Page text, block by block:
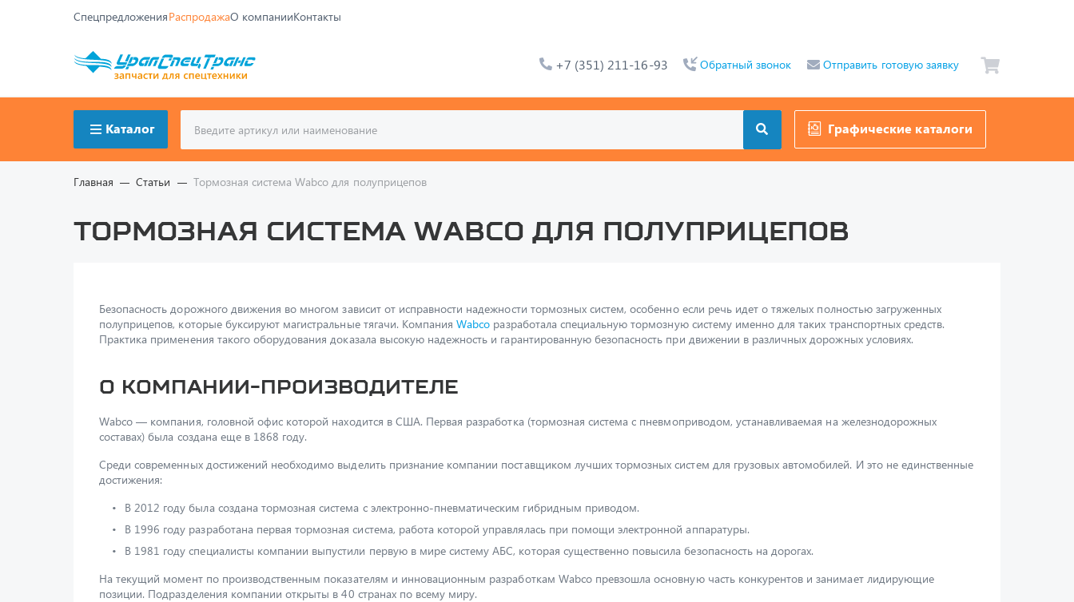
СпецпредложенияРаспродажаО компанииКонтакты
+7 (351) 211-16-93 Обратный звонок Отправить готовую заявку
Каталог Графические каталоги
Главная Статьи Тормозная система Wabco для полуприцепов
Тормозная система Wabco для полуприцепов
Безопасность дорожного движения во многом зависит от исправности надежности тормозных систем, особенно если речь идет о тяжелых полностью загруженных
полуприцепов, которые буксируют магистральные тягачи. КомпанияWabco разработала специальную тормозную систему именно для таких транспортных средств.
Практика применения такого оборудования доказала высокую надежность и гарантированную безопасность при движении в различных дорожных условиях.
О компании-производителе
Wabco — компания, головной офис которой находится в США. Первая разработка (тормозная система с пневмоприводом, устанавливаемая на железнодорожных
составах) была создана еще в 1868 году.
Среди современных достижений необходимо выделить признание компании поставщиком лучших тормозных систем для грузовых автомобилей. И это не единственные
достижения:
В 2012 году была создана тормозная система с электронно-пневматическим гибридным приводом.
В 1996 году разработана первая тормозная система, работа которой управлялась при помощи электронной аппаратуры.
В 1981 году специалисты компании выпустили первую в мире систему АБС, которая существенно повысила безопасность на дорогах.
На текущий момент по производственным показателям и инновационным разработкам Wabco превзошла основную часть конкурентов и занимает лидирующие
позиции. Подразделения компании открыты в 40 странах по всему миру.